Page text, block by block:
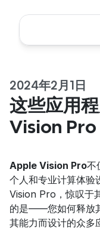
2024年2月1日
这些应用
Vision Pro
Apple Vision Pro不
个人和专业计算体验
Vision Pro，惊叹于
的是——您如何释放
其能力而设计的众多